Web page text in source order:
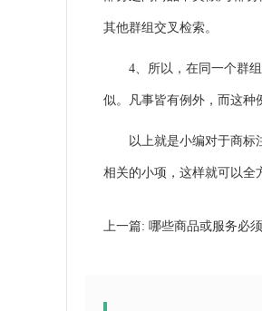
其他群组交叉检索。
4、所以，在同一个群组
似。凡事皆有例外，而这种
以上就是小编对于商标
相关的小项，这样就可以全
上一篇: 哪些商品或服务必